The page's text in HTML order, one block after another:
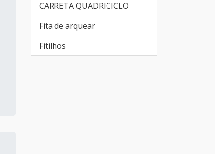
CARRETA QUADRICICLO
Fita de arquear
Fitilhos